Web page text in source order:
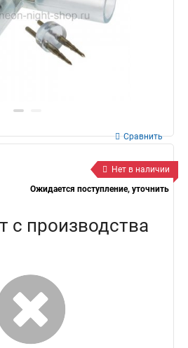
Сравнить
Нет в наличии
Ожидается поступление, уточнить
с производства